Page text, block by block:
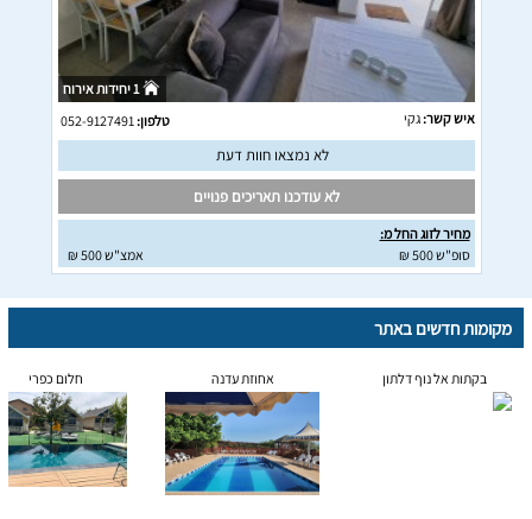
1 יחידות אירוח
איש קשר:גקי טלפון:
לא נמצאו חוות דעת
לא עודכנו תאריכים פנויים
מחיר לזוג החל מ:
סופ"ש 500 ₪
אמצ"ש 500 ₪
מקומות חדשים באתר
בקתות אל נוף דלתון אחוזת עדנה חלום כפרי